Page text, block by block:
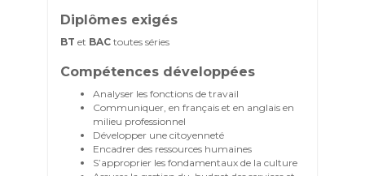
Diplômes exigés
BT et BACtoutes séries
Compétences développées
Analyser les fonctions de travail
Communiquer, en français et en anglais en
milieu professionnel
Développer une citoyenneté
Encadrer des ressources humaines
S’approprier les fondamentaux de la culture